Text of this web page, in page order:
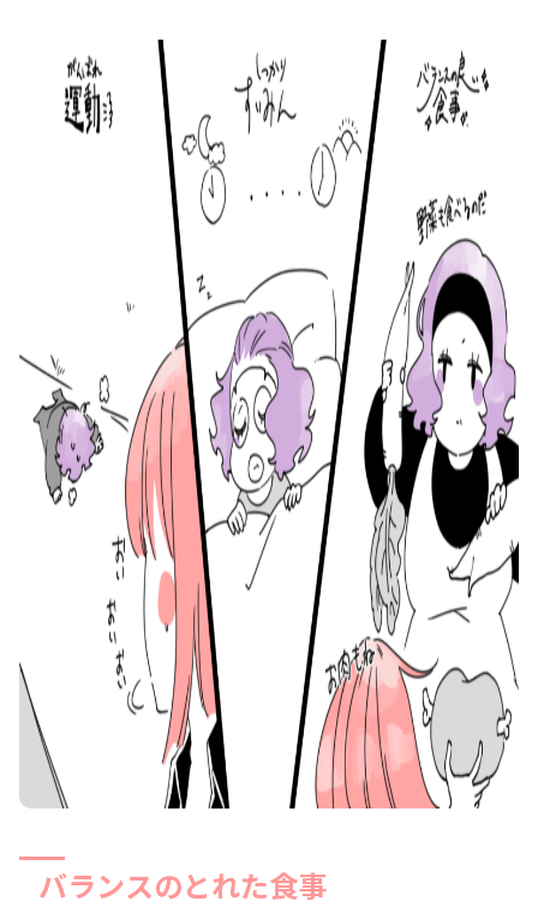
バランスのとれた食事